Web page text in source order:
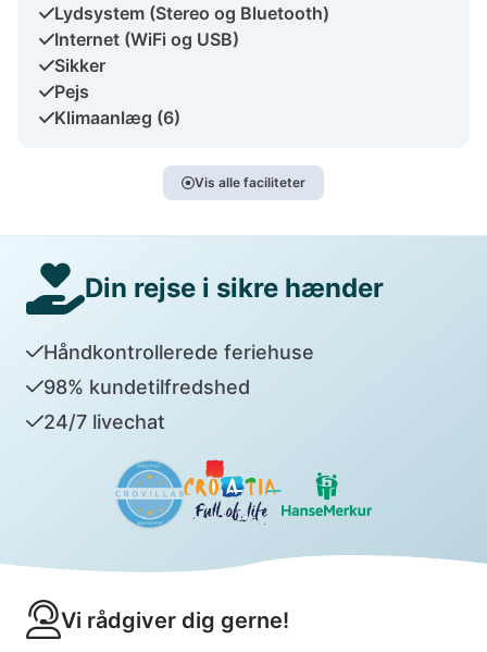
Lydsystem (Stereo og Bluetooth)
Internet (WiFi og USB)
Sikker
Pejs
Klimaanlæg (6)
Vis alle faciliteter
Din rejse i sikre hænder
Håndkontrollerede feriehuse
98% kundetilfredshed
24/7 livechat
Vi rådgiver dig gerne!